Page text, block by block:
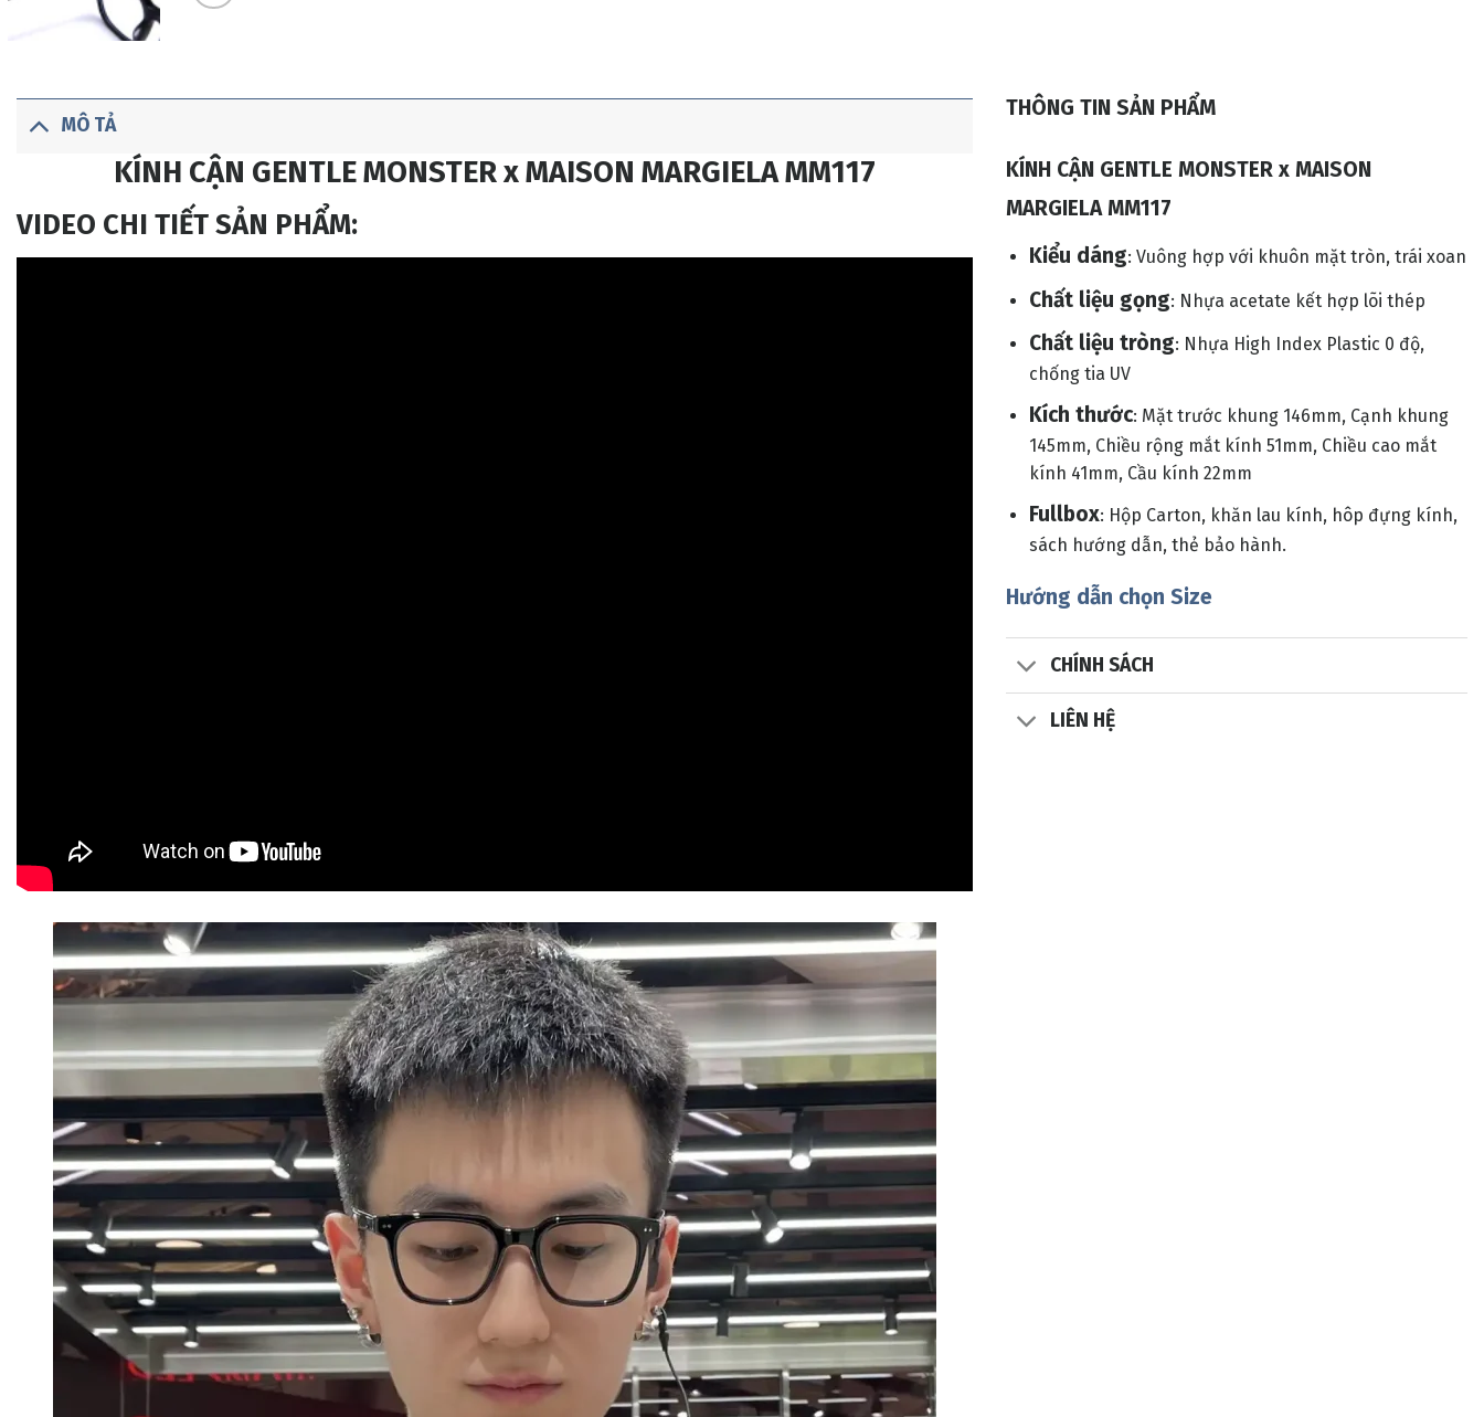
MÔ TẢ
KÍNH CẬN GENTLE MONSTER x MAISON MARGIELA MM117
VIDEO CHI TIẾT SẢN PHẨM:
THÔNG TIN SẢN PHẨM
KÍNH CẬN GENTLE MONSTER x MAISON
MARGIELA MM117
Kiểu dáng: Vuông hợp với khuôn mặt tròn, trái xoan
Chất liệu gọng: Nhựa acetate kết hợp lõi thép
Chất liệu tròng: Nhựa High Index Plastic 0 độ,
chống tia UV
Kích thước: Mặt trước khung 146mm, Cạnh khung
145mm, Chiều rộng mắt kính 51mm, Chiều cao mắt
kính 41mm, Cầu kính 22mm
Fullbox: Hộp Carton, khăn lau kính, hôp đựng kính,
sách hướng dẫn, thẻ bảo hành.
Hướng dẫn chọn Size
CHÍNH SÁCH
LIÊN HỆ